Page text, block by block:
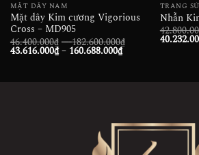
MẶT DÂY NAM
Mặt dây Kim cương Vigorious
Cross – MD905
46.400.000₫ – 182.600.000₫ Khoảng
182.600.000₫
43.616.000₫ – 160.688.000₫Khoảng
giá:
đến
TRANG
Nhẫn